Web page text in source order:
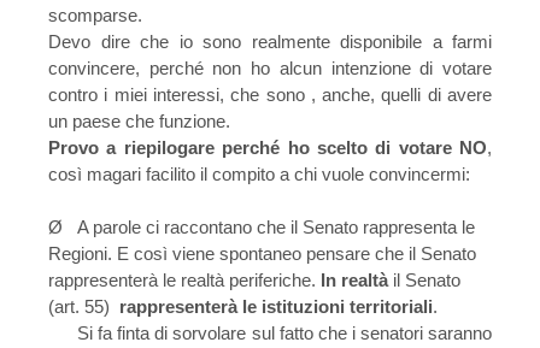
scomparse.
Devo dire che io sono realmente disponibile a farmi
convincere, perché non ho alcun intenzione di votare
contro i miei interessi, che sono , anche, quelli di avere
un paese che funzione.
Provo a riepilogare perché ho scelto di votare NO,
così magari facilito il compito a chi vuole convincermi:
Ø
A parole ci raccontano che il Senato rappresenta le
Regioni. E così viene spontaneo pensare che il Senato
rappresenterà le realtà periferiche. In realtà il Senato
(art. 55) rappresenterà le istituzioni territoriali.
Si fa finta di sorvolare sul fatto che i senatori saranno